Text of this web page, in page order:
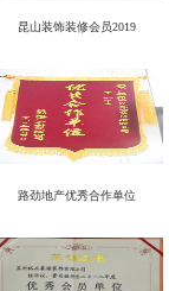
昆山装饰装修会员2019
路劲地产优秀合作单位